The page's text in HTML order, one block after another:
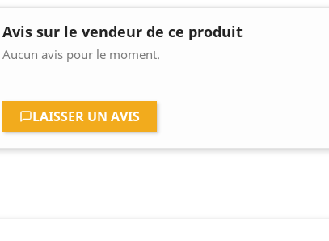
Avis sur le vendeur de ce produit
Aucun avis pour le moment.
LAISSER UN AVIS